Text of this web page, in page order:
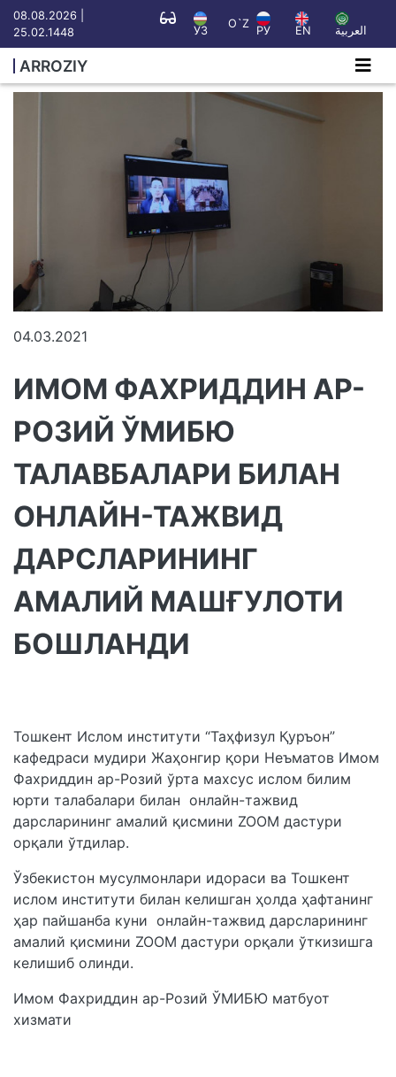
08.08.2026 |
25.02.1448
УЗ
O`Z
РУ EN العربية
ARROZIY
04.03.2021
ИМОМ ФАХРИДДИН АР-
РОЗИЙ ЎМИБЮ
ТАЛАВБАЛАРИ БИЛАН
ОНЛАЙН-ТАЖВИД
ДАРСЛАРИНИНГ
АМАЛИЙ МАШҒУЛОТИ
БОШЛАНДИ
Тошкент Ислом институти “Таҳфизул Қуръон”
кафедраси мудири Жаҳонгир қори Неъматов Имом
Фахриддин ар-Розий ўрта махсус ислом билим
юрти талабалари билан онлайн-тажвид
дарсларининг амалий қисмини ZOOM дастури
орқали ўтдилар.
Ўзбекистон мусулмонлари идораси ва Тошкент
ислом институти билан келишган ҳолда ҳафтанинг
ҳар пайшанба куни онлайн-тажвид дарсларининг
амалий қисмини ZOOM дастури орқали ўткизишга
келишиб олинди.
Имом Фахриддин ар-Розий ЎМИБЮ матбуот
хизмати